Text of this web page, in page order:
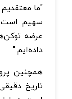
"ما
عرضه
داده‌ایم."
همچنین
تاریخ